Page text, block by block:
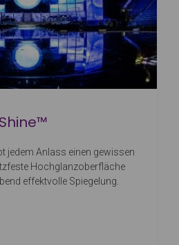
jedem Anlass einen gewissen
Hochglanzoberfläche
effektvolle Spiegelung.